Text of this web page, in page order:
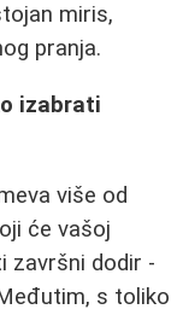
miris,
pranja.
izabrati
više od
će vašoj
završni dodir -
s toliko